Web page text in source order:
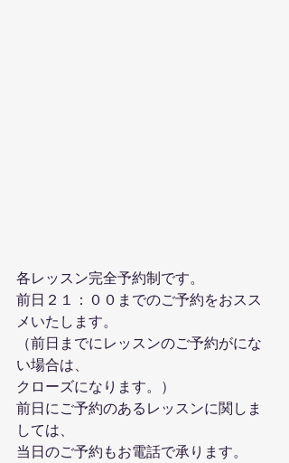
各レッスン完全予約制です。
前日２１：００までのご予約をおスス
メいたします。
（前日までにレッスンのご予約がにな
い場合は、
クローズになります。）
前日にご予約のあるレッスンに関しま
しては、
当日のご予約もお電話で承ります。